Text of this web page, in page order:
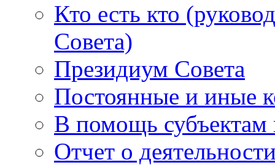
Кто есть кто
Совета)
Президиум Совета
Постоянные и иные
В помощь субъектам
Отчет о